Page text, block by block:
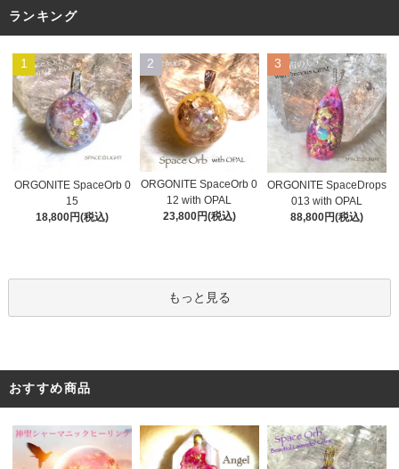
ランキング
1
ORGONITE SpaceOrb 0
15
18,800円(税込)
2
ORGONITE SpaceOrb 0
12 with OPAL
23,800円(税込)
3
ORGONITE SpaceDrops
013 with OPAL
88,800円(税込)
もっと見る
おすすめ商品